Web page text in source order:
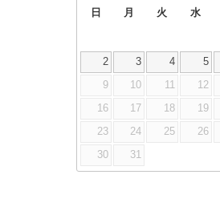
日 月 火 水
2 3 4 5
9 10 11 12
16 17 18 19
23 24 25 26
30 31